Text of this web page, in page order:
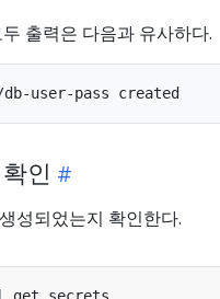
출력은 다음과 유사하다.
인
성되었는지 확인한다.